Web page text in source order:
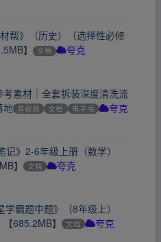
帮》（历史）（选择性必修
】
文档 夸克
素材｜全套拆装深度清洗流
地 音视频 文档 电子书 夸克
》2-6年级上册（数学）
】
文档 夸克
霸题中题》（8年级上）
685.2MB】
文档 夸克